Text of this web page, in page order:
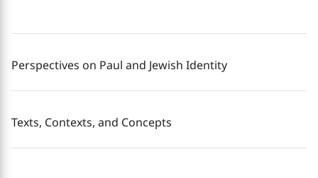
Perspectives on Paul and Jewish Identity
Texts, Contexts, and Concepts